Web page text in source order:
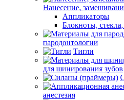
Нанесение,
Аппликаторы
Блокноты,
пародонтологии
Тигли
для шинирования зубов
анестезия